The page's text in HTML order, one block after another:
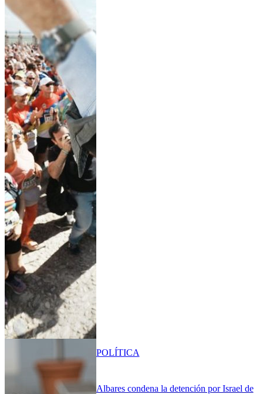
Albares condena la detención por Israel de
POLÍTICA